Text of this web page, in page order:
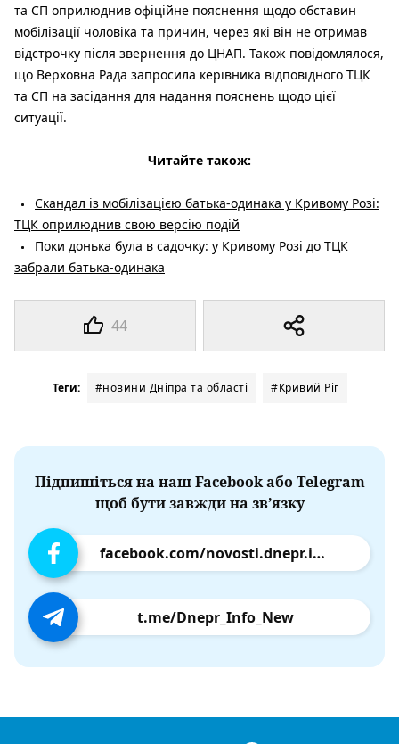
44
та СП оприлюднив офіційне пояснення щодо обставин
мобілізації чоловіка та причин, через які він не отримав
відстрочку після звернення до ЦНАП. Також повідомлялося,
що Верховна Рада запросила керівника відповідного ТЦК
та СП на засідання для надання пояснень щодо цієї
ситуації.
Читайте також:
Скандал із мобілізацією батька-одинака у Кривому Розі:
ТЦК оприлюднив свою версію подій
Поки донька була в садочку: у Кривому Розі до ТЦК
забрали батька-одинака
Теги: #новини Дніпра та області #Кривий Ріг
Підпишіться на наш Facebook або Telegram
щоб бути завжди на зв’язку
facebook.com/novosti.dnepr.info
t.me/Dnepr_Info_New